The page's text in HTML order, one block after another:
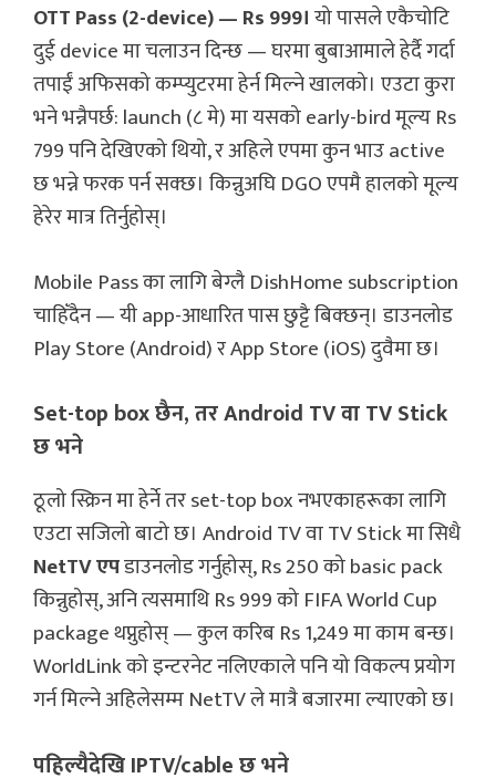
OTT Pass (2-device) — Rs 999।यो पासले एकैचोटि
दुई device मा चलाउन दिन्छ — घरमा बुबाआमाले हेर्दै गर्दा
तपाईं अफिसको कम्प्युटरमा हेर्न मिल्ने खालको। एउटा कुरा
भने भन्नैपर्छ: launch (८ मे) मा यसको early-bird मूल्य Rs
799 पनि देखिएको थियो, र अहिले एपमा कुन भाउ active
छ भन्ने फरक पर्न सक्छ। किन्नुअघि DGO एपमै हालको मूल्य
हेरेर मात्र तिर्नुहोस्।
Mobile Pass का लागि बेग्लै DishHome subscription
चाहिँदैन — यी app-आधारित पास छुट्टै बिक्छन्। डाउनलोड
Play Store (Android) र App Store (iOS) दुवैमा छ।
Set-top box छैन, तर Android TV वा TV Stick
छ भने
ठूलो स्क्रिन मा हेर्ने तर set-top box नभएकाहरूका लागि
एउटा सजिलो बाटो छ। Android TV वा TV Stick मा सिधै
NetTV एपडाउनलोड गर्नुहोस्, Rs 250 को basic pack
किन्नुहोस्, अनि त्यसमाथि Rs 999 को FIFA World Cup
package थप्नुहोस् — कुल करिब Rs 1,249 मा काम बन्छ।
WorldLink को इन्टरनेट नलिएकाले पनि यो विकल्प प्रयोग
गर्न मिल्ने अहिलेसम्म NetTV ले मात्रै बजारमा ल्याएको छ।
पहिल्यैदेखि IPTV/cable छ भने